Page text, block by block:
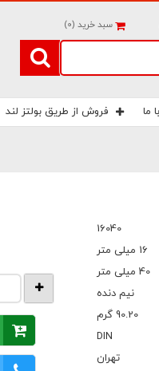
سبد خرید (0
)
ما فروش از طریق بولتز لند
16040
16 میلی متر
40 میلی متر
نیم دنده
90.20 گرم
DIN
تهران